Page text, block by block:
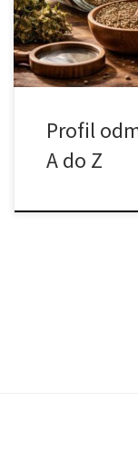
senności. Dla wielu
[…]
Profil
A do Z